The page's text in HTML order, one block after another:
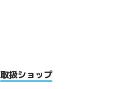
取扱ショップ